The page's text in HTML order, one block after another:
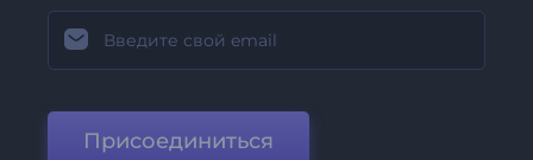
Присоединиться